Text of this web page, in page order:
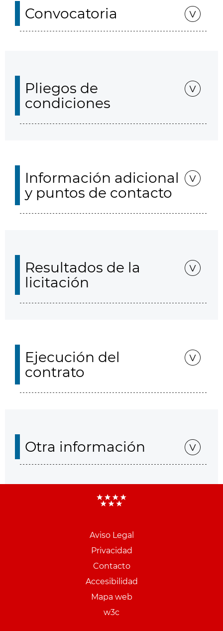
Convocatoria
Pliegos de
condiciones
Información adicional
y puntos de contacto
Resultados de la
licitación
Ejecución del
contrato
Otra información
Aviso Legal
Privacidad
Contacto
Accesibilidad
Mapa web
w3c